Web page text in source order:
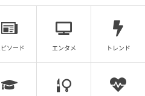
まい探しを検討している新
やエピソード
置場、洗濯機置場までしっ
ソード エンタメ トレンド